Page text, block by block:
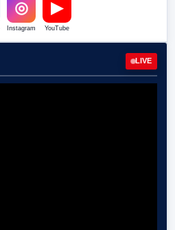
◎
Instagram
▶
YouTube
LIVE